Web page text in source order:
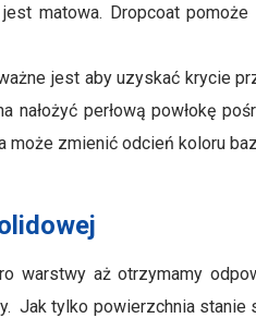
matowa. Dropcoat
jest aby uzyskać krycie
nałożyć perłową powłokę
może zmienić odcień koloru
warstwy aż otrzymamy
tylko powierzchnia stanie